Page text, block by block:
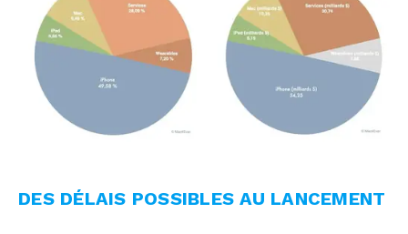
DES DÉLAIS POSSIBLES AU LANCEMENT